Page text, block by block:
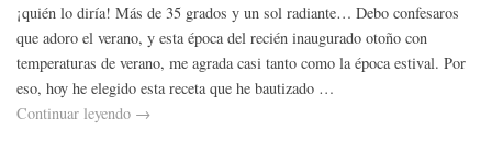
¡quién lo diría! Más de 35 grados y un sol radiante… Debo confesaros
que adoro el verano, y esta época del recién inaugurado otoño con
temperaturas de verano, me agrada casi tanto como la época estival. Por
eso, hoy he elegido esta receta que he bautizado …
Continuar leyendo →